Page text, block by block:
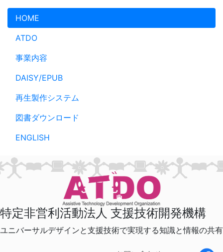
メインコンテンツへスキップ
HOME
ATDO
事業内容
DAISY/EPUB
再生製作システム
図書ダウンロード
ENGLISH
特定非営利活動法人 支援技術開発機構
ユニバーサルデザインと支援技術で実現する知識と情報の共有